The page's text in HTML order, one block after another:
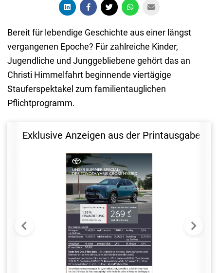
Bereit für lebendige Geschichte aus einer längst
vergangenen Epoche? Für zahlreiche Kinder,
Jugendliche und Junggebliebene gehört das an
Christi Himmelfahrt beginnende viertägige
Stauferspektakel zum familientauglichen
Pflichtprogramm.
Exklusive Anzeigen aus der Printausgabe